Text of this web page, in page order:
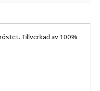
Tillverkad av 100%